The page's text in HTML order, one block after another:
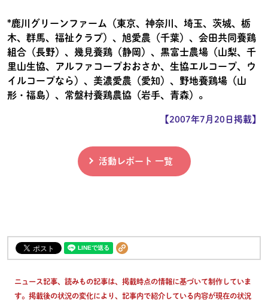
*鹿川グリーンファーム（東京、神奈川、埼玉、茨城、栃
木、群馬、福祉クラブ）、旭愛農（千葉）、会田共同養鶏
組合（長野）、幾見養鶏（静岡）、黒富士農場（山梨、千
里山生協、アルファコープおおさか、生協エルコープ、ウ
イルコープなら）、美濃愛農（愛知）、野地養鶏場（山
形・福島）、常盤村養鶏農協（岩手、青森）。
【2007年7月20日掲載】
活動レポート 一覧
ニュース記事、読みもの記事は、掲載時点の情報に基づいて制作していま
す。掲載後の状況の変化により、記事内で紹介している内容が現在の状況